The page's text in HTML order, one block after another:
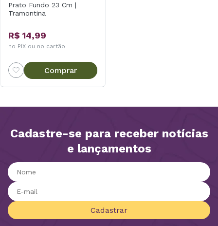
Prato Fundo 23 Cm |
Tramontina
R$ 14,99
no PIX ou no cartão
Comprar
Cadastre-se para receber notícias
e lançamentos
Cadastrar